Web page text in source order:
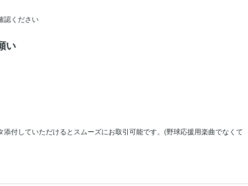
認ください
い
付していただけるとスムーズにお取引可能です。(野球応援用楽曲でなくて